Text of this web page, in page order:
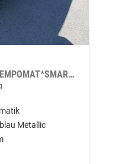
Selection 1.5 TSI DSG*LED*PDC-HI*TEMPOMAT*SMARTLINK*SHZ*KLIMA*RADIO
Metallic